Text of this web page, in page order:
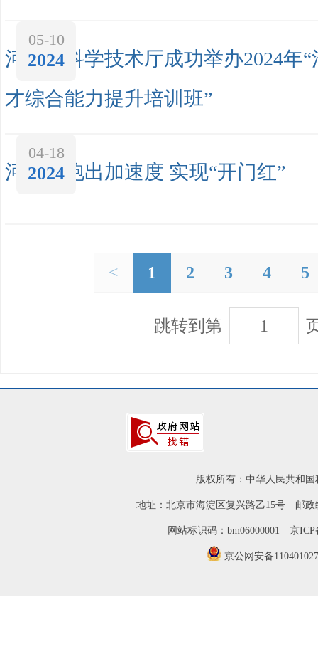
河南省科学技术厅成功举办2024年
才综合能力提升培训班”
05-10
2024
河南：跑出加速度 实现“开门红”
04-18
2024
< 1 2 3 4 5
跳转到第
版权所有：中华人民共和
地址：北京市海淀区复兴路乙15号 邮
网站标识码：bm06000001 京ICP
京公网安备